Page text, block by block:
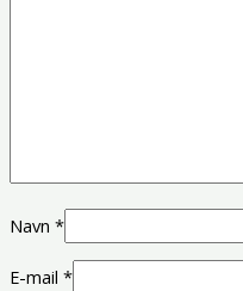
Navn *
E-mail *